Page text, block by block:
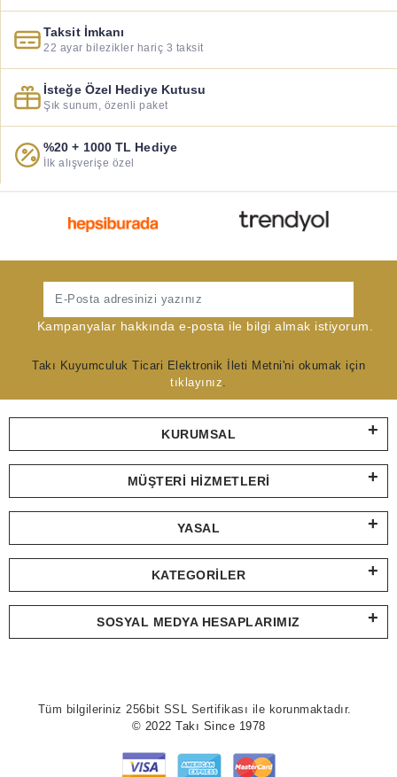
Taksit İmkanı
22 ayar bilezikler hariç 3 taksit
İsteğe Özel Hediye Kutusu
Şık sunum, özenli paket
%20 + 1000 TL Hediye
İlk alışverişe özel
Kampanyalar hakkında e-posta ile bilgi almak istiyorum.
Takı Kuyumculuk Ticari Elektronik İleti Metni'ni okumak için
tıklayınız
KURUMSAL
MÜŞTERI HIZMETLERI
YASAL
KATEGORILER
SOSYAL MEDYA HESAPLARIMIZ
Tüm bilgileriniz 256bit SSL Sertifikası ile korunmaktadır.
© 2022 Takı Since 1978